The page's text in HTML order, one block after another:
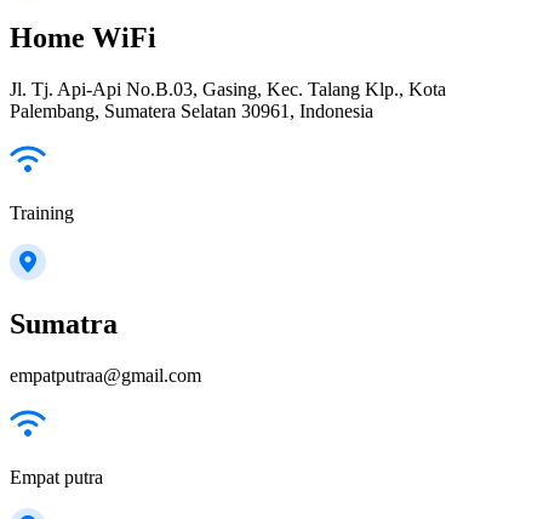
Home WiFi
Jl. Tj. Api-Api No.B.03, Gasing, Kec. Talang Klp., Kota
Palembang, Sumatera Selatan 30961, Indonesia
Training
Sumatra
empatputraa@gmail.com
Empat putra